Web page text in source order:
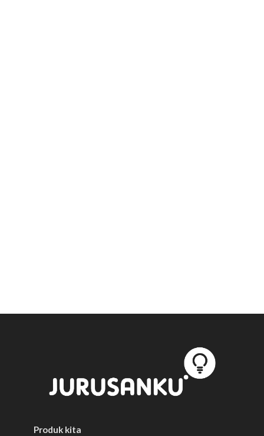
Produk kita